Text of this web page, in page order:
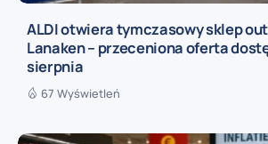
ALDI otwiera tymczasowy sklep
Lanaken – przeceniona oferta
sierpnia
67 Wyświetleń